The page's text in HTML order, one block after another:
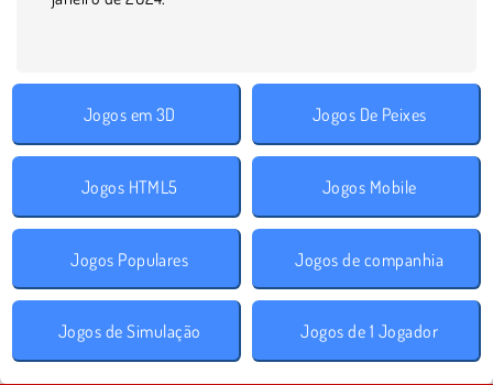
Jogos em 3D Jogos De Peixes
Jogos HTML5 Jogos Mobile
Jogos Populares Jogos de companhia
Jogos de Simulação Jogos de 1 Jogador